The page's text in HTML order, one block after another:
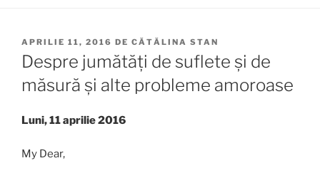
PUBLICAT
PE
APRILIE 11, 2016 DE CĂTĂLINA STAN
Despre jumătăți de suflete și de
măsură și alte probleme amoroase
Luni, 11 aprilie 2016
My Dear,